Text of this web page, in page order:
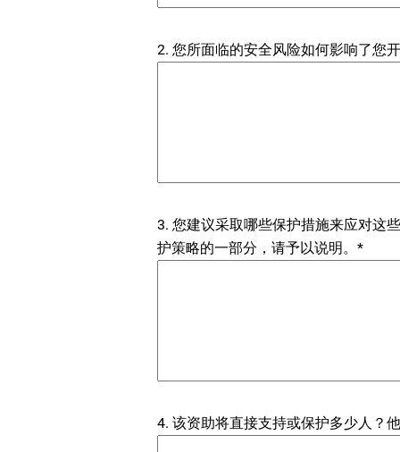
2. 您所面临的安全风险如何影响了您
3. 您建议采取哪些保护措施来应对这
护策略的一部分，请予以说明。*
4. 该资助将直接支持或保护多少人？